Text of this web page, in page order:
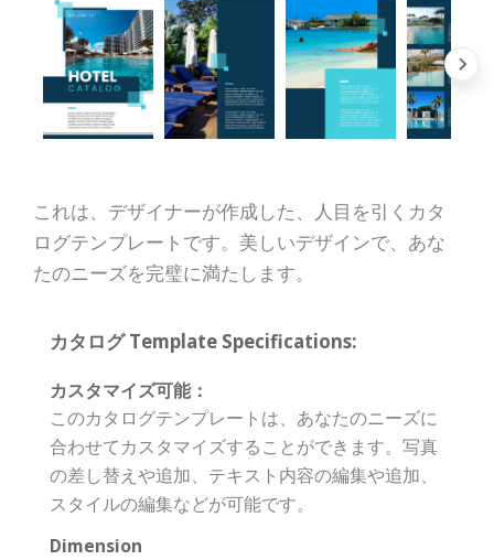
これは、デザイナーが作成した、人目を引くカタ
ログテンプレートです。美しいデザインで、あな
たのニーズを完璧に満たします。
カタログ Template Specifications:
カスタマイズ可能：
このカタログテンプレートは、あなたのニーズに
合わせてカスタマイズすることができます。写真
の差し替えや追加、テキスト内容の編集や追加、
スタイルの編集などが可能です。
Dimension